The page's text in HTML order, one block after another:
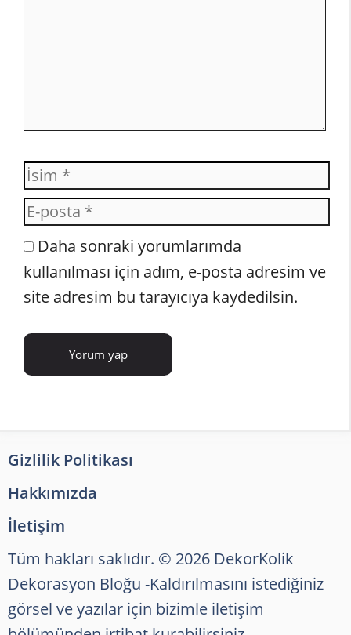
İsim
E-
İnternet
sitesi
Daha sonraki yorumlarımda
kullanılması için adım, e-posta adresim ve
site adresim bu tarayıcıya kaydedilsin.
Gizlilik Politikası
Hakkımızda
İletişim
Tüm hakları saklıdır. © 2026 DekorKolik
Dekorasyon Bloğu -Kaldırılmasını istediğiniz
görsel ve yazılar için bizimle iletişim